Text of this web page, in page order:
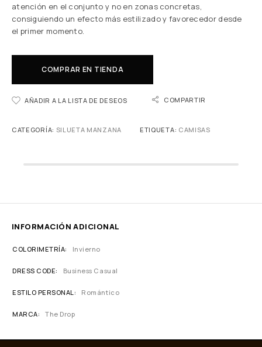
atención en el conjunto y no en zonas concretas,
consiguiendo un efecto más estilizado y favorecedor desde
el primer momento.
COMPRAR EN TIENDA
AÑADIR A LA LISTA DE DESEOS COMPARTIR
CATEGORÍA: SILUETA MANZANA ETIQUETA: CAMISAS
INFORMACIÓN ADICIONAL
COLORIMETRÍA Invierno
DRESS CODE Business Casual
ESTILO PERSONAL Romántico
MARCA The Drop